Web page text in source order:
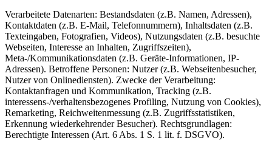
Verarbeitete Datenarten: Bestandsdaten (z.B. Namen, Adressen),
Kontaktdaten (z.B. E-Mail, Telefonnummern), Inhaltsdaten (z.B.
Texteingaben, Fotografien, Videos), Nutzungsdaten (z.B. besuchte
Webseiten, Interesse an Inhalten, Zugriffszeiten),
Meta-/Kommunikationsdaten (z.B. Geräte-Informationen, IP-
Adressen). Betroffene Personen: Nutzer (z.B. Webseitenbesucher,
Nutzer von Onlinediensten). Zwecke der Verarbeitung:
Kontaktanfragen und Kommunikation, Tracking (z.B.
interessens-/verhaltensbezogenes Profiling, Nutzung von Cookies),
Remarketing, Reichweitenmessung (z.B. Zugriffsstatistiken,
Erkennung wiederkehrender Besucher). Rechtsgrundlagen:
Berechtigte Interessen (Art. 6 Abs. 1 S. 1 lit. f. DSGVO).